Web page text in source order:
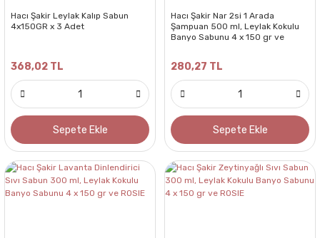
Hacı Şakir Leylak Kalıp Sabun
4x150GR x 3 Adet
368,02 TL
Sepete Ekle
Hacı Şakir Nar 2si 1 Arada
Şampuan 500 ml, Leylak Kokulu
Banyo Sabunu 4 x 150 gr ve
280,27 TL
Sepete Ekle